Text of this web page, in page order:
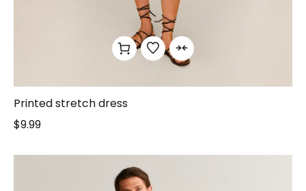
Printed stretch dress
$9.99